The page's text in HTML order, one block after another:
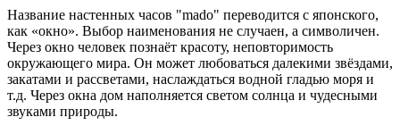
Название настенных часов "mado" переводится с японского,
как «окно». Выбор наименования не случаен, а символичен.
Через окно человек познаёт красоту, неповторимость
окружающего мира. Он может любоваться далекими звёздами,
закатами и рассветами, наслаждаться водной гладью моря и
т.д. Через окна дом наполняется светом солнца и чудесными
звуками природы.